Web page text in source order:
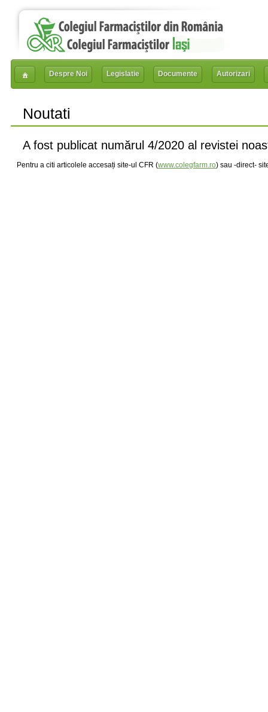
Despre Noi Legislatie Documente Autorizari
Noutati
A fost publicat numărul 4/2020 al revistei
Pentru a citi articolele accesați site-ul CFR (www.colegfarm.ro) sau -direct-